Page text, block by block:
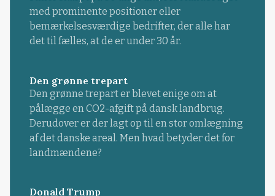
med prominente positioner eller
bemærkelsesværdige bedrifter, der alle har
det til fælles, at de er under 30 år.
Den grønne trepart
Den grønne trepart er blevet enige om at
pålægge en CO2-afgift på dansk landbrug.
Derudover er der lagt op til en stor omlægning
af det danske areal. Men hvad betyder det for
landmændene?
Donald Trump